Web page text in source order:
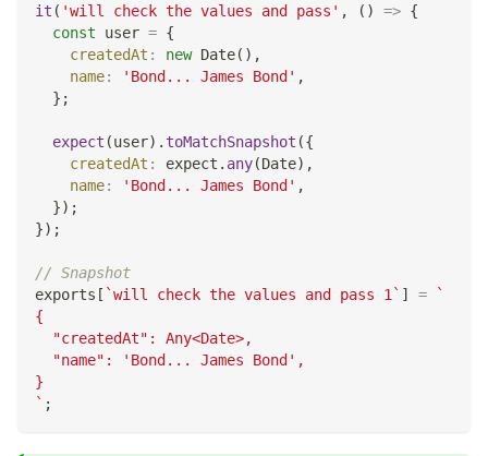
it ( 'will check the values and pass' , ( ) => {
const user = {
createdAt : new Date( ) ,
name: 'Bond... James Bond' ,
} ;
expect (user) . toMatchSnapshot ({
createdAt : expect . any(Date) ,
name: 'Bond... James Bond' ,
}) ;
}) ;
// Snapshot
exports [ `will check the values and pass 1 ` ] =
`
{
  "createdAt": Any<Date>,
  "name": 'Bond... James Bond',
}
` ;